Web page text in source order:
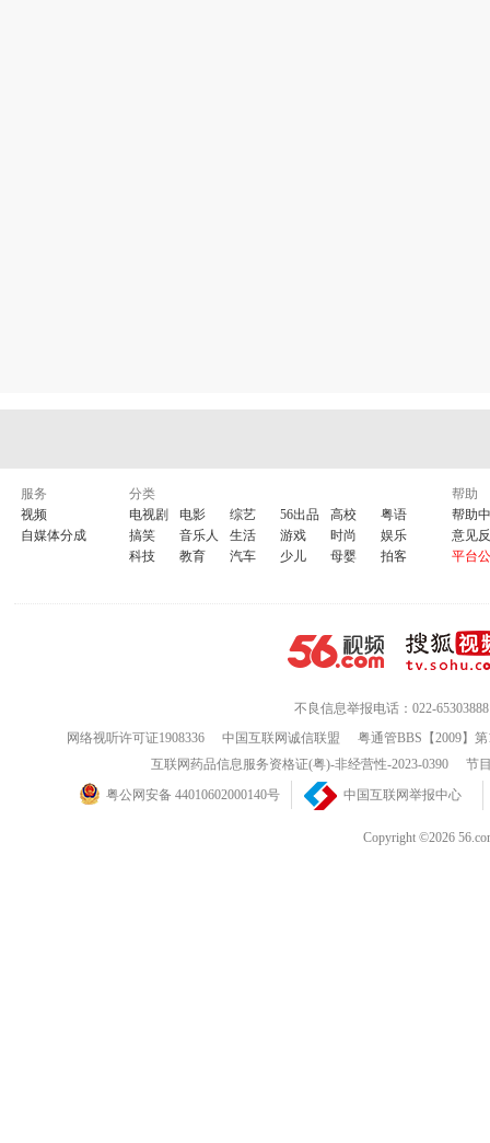
UC2009无广告显IP绿色电脑
服务
视频
自媒体分成
分类
电视剧
电影 综艺 56出品 高校
粤语
搞笑
音乐人 生活 游戏 时尚
娱乐
科技
教育 汽车 少儿 母婴 拍客
帮助
帮助
意见
平台
不良信息举报电话：022-65303888
网络视听许可证1908336
中国互联网诚信联盟
粤通管BBS【2009】
互联网药品信息服务资格证(粤)-非经营性-2023-0390
节
粤公网安备 44010602000140号
中国互联网举报中心
Copyright ©2026